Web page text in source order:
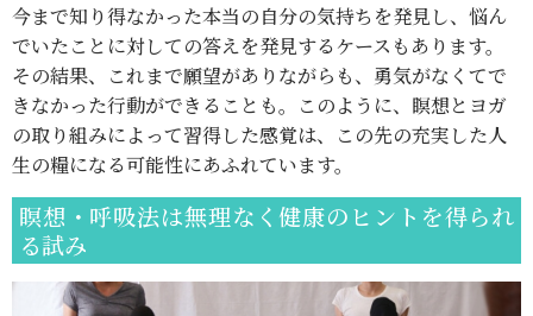
今まで知り得なかった本当の自分の気持ちを発見し、悩ん
でいたことに対しての答えを発見するケースもあります。
その結果、これまで願望がありながらも、勇気がなくてで
きなかった行動ができることも。このように、瞑想とヨガ
の取り組みによって習得した感覚は、この先の充実した人
生の糧になる可能性にあふれています。
瞑想・呼吸法は無理なく健康のヒントを得られ
る試み